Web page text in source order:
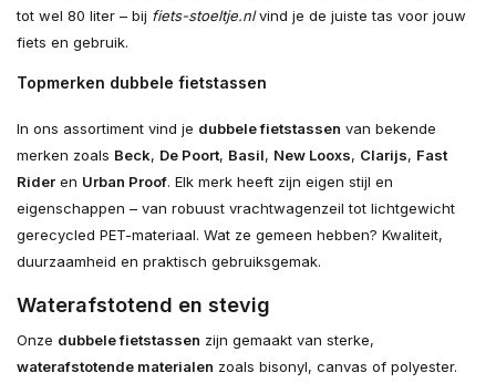
tot wel 80 liter – bij fiets-stoeltje.nlvind je de juiste tas voor jouw
fiets en gebruik.
Topmerken dubbele fietstassen
In ons assortiment vind je dubbele fietstassen van bekende
merken zoals Beck, De Poort, Basil, New Looxs, Clarijs, Fast
Rider en Urban Proof. Elk merk heeft zijn eigen stijl en
eigenschappen – van robuust vrachtwagenzeil tot lichtgewicht
gerecycled PET-materiaal. Wat ze gemeen hebben? Kwaliteit,
duurzaamheid en praktisch gebruiksgemak.
Waterafstotend en stevig
Onze dubbele fietstassen zijn gemaakt van sterke,
waterafstotende materialen zoals bisonyl, canvas of polyester.